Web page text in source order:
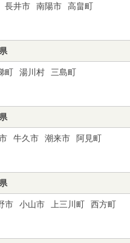
長井市 南陽市
高畠町
町 湯川村
三島町
牛久市 潮来市
阿見町
市 小山市 上三川町
西方町